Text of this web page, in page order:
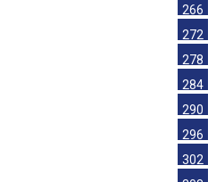
266
272
278
284
290
296
302